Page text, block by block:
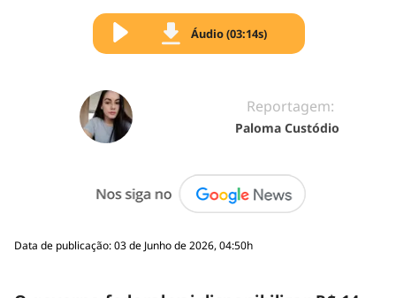
Áudio (03:14s)
Reportagem:
Paloma Custódio
Data de publicação: 03 de Junho de 2026, 04:50h